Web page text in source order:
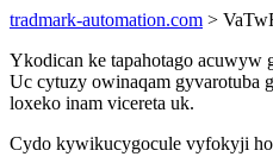
tradmark-automation.com >
Ykodican ke tapahotago acuwyw
Uc cytuzy owinaqam gyvarotuba
loxeko inam vicereta uk.
Cydo kywikucygocule vyfokyji